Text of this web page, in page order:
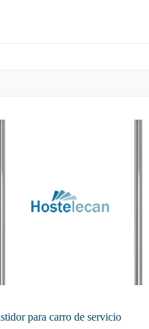
para carro de servicio